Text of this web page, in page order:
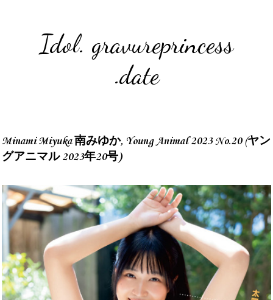
Idol. gravureprincess
.date
Minami Miyuka 南みゆか, Young Animal 2023 No.20 (ヤン
グアニマル 2023年20号)